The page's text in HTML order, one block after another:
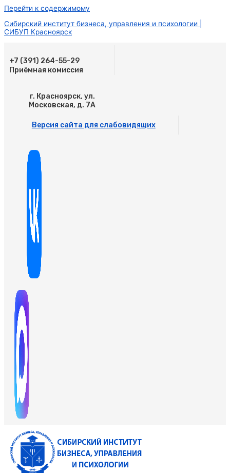
Перейти к содержимому
Сибирский институт бизнеса, управления и психологии |
СИБУП Красноярск
+7 (391) 264-55-29
Приёмная комиссия
г. Красноярск, ул.
Московская, д. 7А
Версия сайта для слабовидящих